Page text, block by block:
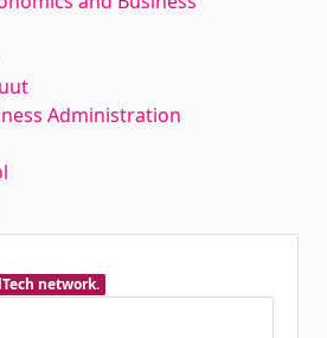
Administration
network.